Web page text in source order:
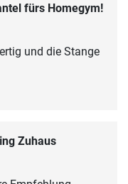
fürs Homegym!
und die Stange
Zuhaus